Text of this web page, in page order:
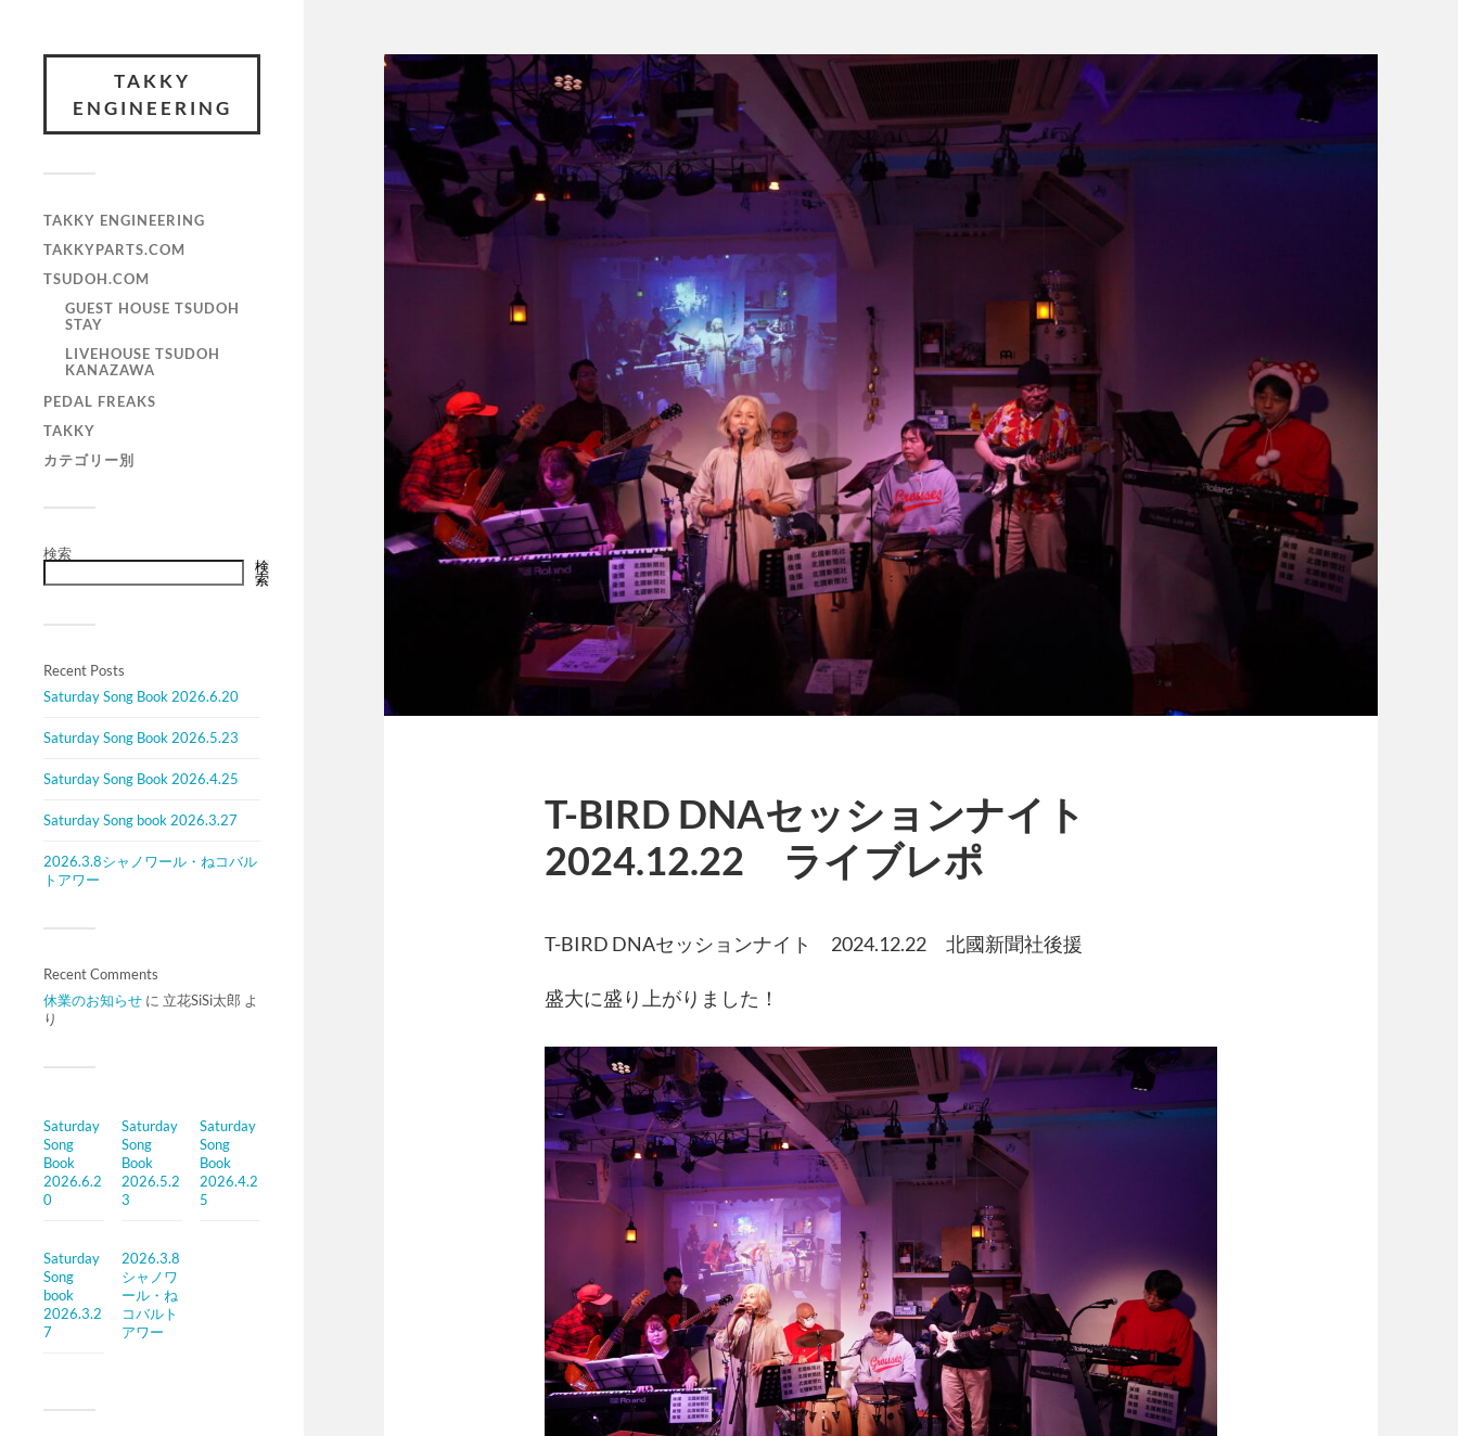
TAKKY
ENGINEERING
TAKKY ENGINEERING
TAKKYPARTS.COM
TSUDOH.COM
GUEST HOUSE TSUDOH
STAY
LIVEHOUSE TSUDOH
KANAZAWA
PEDAL FREAKS
TAKKY
カテゴリー別
検索
検
索
Recent Posts
Saturday Song Book 2026.6.20
Saturday Song Book 2026.5.23
Saturday Song Book 2026.4.25
Saturday Song book 2026.3.27
2026.3.8シャノワール・ねコバル
トアワー
Recent Comments
休業のお知らせ に 立花SiSi太郎 よ
り
Saturday
Song
Book
2026.6.2
0
Saturday
Song
Book
2026.5.2
3
Saturday
Song
Book
2026.4.2
5
Saturday
Song
book
2026.3.2
7
2026.3.8
シャノワ
ール・ね
コバルト
アワー
T-BIRD DNAセッションナイト
2024.12.22 ライブレポ
T-BIRD DNAセッションナイト 2024.12.22 北國新聞社後援
盛大に盛り上がりました！